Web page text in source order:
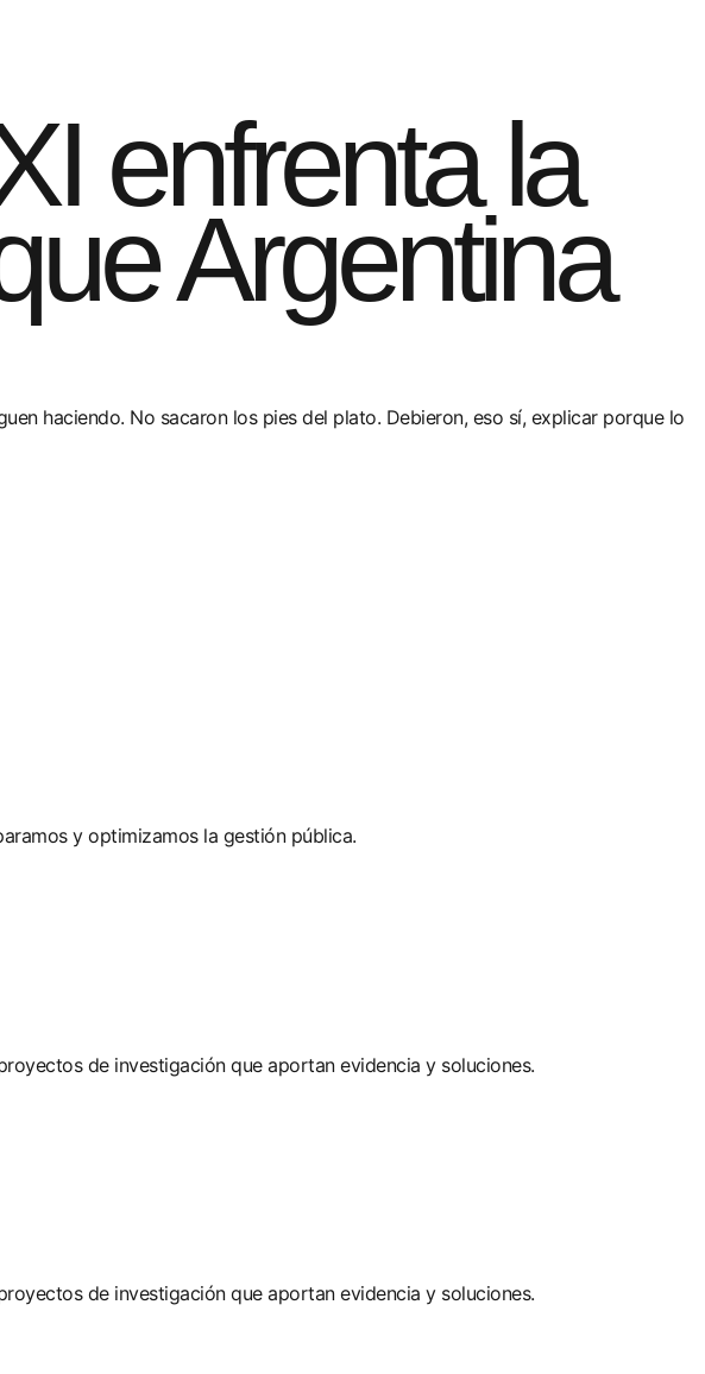
enfrenta la
Argentina
haciendo. No sacaron los pies del plato. Debieron, eso sí, explicar porque lo
y optimizamos la gestión pública.
de investigación que aportan evidencia y soluciones.
de investigación que aportan evidencia y soluciones.